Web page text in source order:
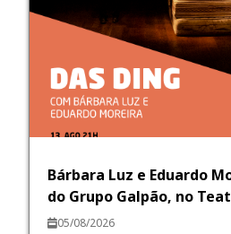
Bárbara Luz e Eduardo
do Grupo Galpão, no
05/08/2026